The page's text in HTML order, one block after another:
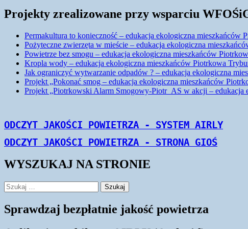
Projekty zrealizowane przy wsparciu
Permakultura to konieczność – edukacja ekologiczna
Pożyteczne zwierzęta w mieście – edukacja ekologiczna
Powietrze bez smogu – edukacja ekologiczna mieszkańców
Kropla wody – edukacja ekologiczna mieszkańców Piotrkowa
Jak ograniczyć wytwarzanie odpadów ? – edukacja ekologiczna
Projekt „Pokonać smog – edukacja ekologiczna mieszkańców
Projekt „Piotrkowski Alarm Smogowy-Piotr_AS w akcji –
Monitorujemy | Informujemy | Edukujemy
WYSZUKAJ NA STRONIE
Szukaj:
Sprawdzaj bezpłatnie jakość powietrza